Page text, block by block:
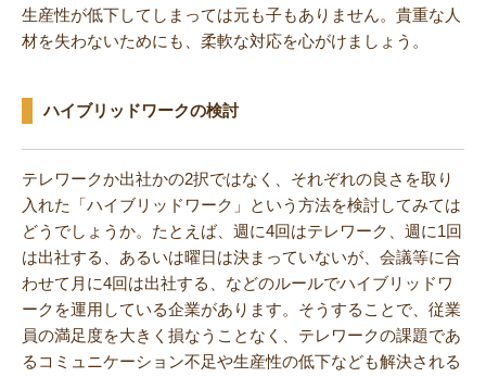
生産性が低下してしまっては元も子もありません。貴重な人
材を失わないためにも、柔軟な対応を心がけましょう。
ハイブリッドワークの検討
テレワークか出社かの2択ではなく、それぞれの良さを取り
入れた「ハイブリッドワーク」という方法を検討してみては
どうでしょうか。たとえば、週に4回はテレワーク、週に1回
は出社する、あるいは曜日は決まっていないが、会議等に合
わせて月に4回は出社する、などのルールでハイブリッドワ
ークを運用している企業があります。そうすることで、従業
員の満足度を大きく損なうことなく、テレワークの課題であ
るコミュニケーション不足や生産性の低下なども解決される